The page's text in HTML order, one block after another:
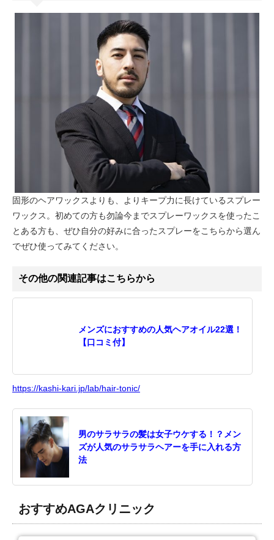
固形のヘアワックスよりも、よりキープ力に長けているスプレー
ワックス。初めての方も勿論今までスプレーワックスを使ったこ
とある方も、ぜひ自分の好みに合ったスプレーをこちらから選ん
でぜひ使ってみてください。
その他の関連記事はこちらから
メンズにおすすめの人気ヘアオイル22選！
【口コミ付】
https://kashi-kari.jp/lab/hair-tonic/
男のサラサラの髪は女子ウケする！？メン
ズが人気のサラサラヘアーを手に入れる方
法
おすすめAGAクリニック